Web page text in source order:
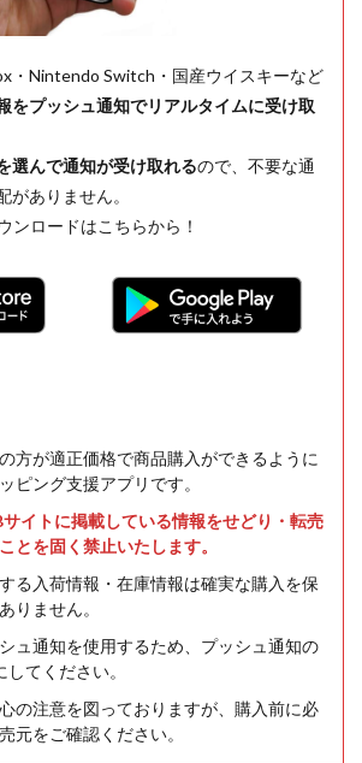
・Nintendo Switch・国産ウイスキーなど
をプッシュ通知でリアルタイムに受け取
選んで通知が受け取れるので、不要な通
がありません。
ンロードはこちらから！
方が適正価格で商品購入ができるように
ピング支援アプリです。
イトに掲載している情報をせどり・転売
とを固く禁止いたします。
る入荷情報・在庫情報は確実な購入を保
りません。
ュ通知を使用するため、プッシュ通知の
てください。
の注意を図っておりますが、購入前に必
元をご確認ください。